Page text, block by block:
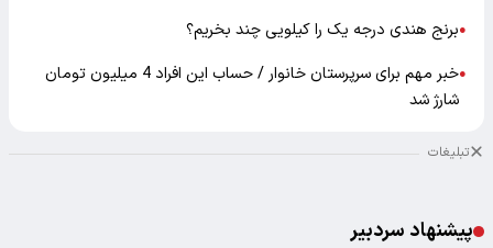
●برنج هندی درجه یک را کیلویی چند بخریم؟
●
خبر مهم برای سرپرستان خانوار / حساب این افراد 4 میلیون تومان
شارژ شد
تبلیغات
پیشنهاد سردبیر